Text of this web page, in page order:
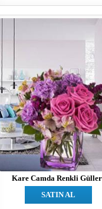
Kare Camda Renkli Güller
SATIN AL